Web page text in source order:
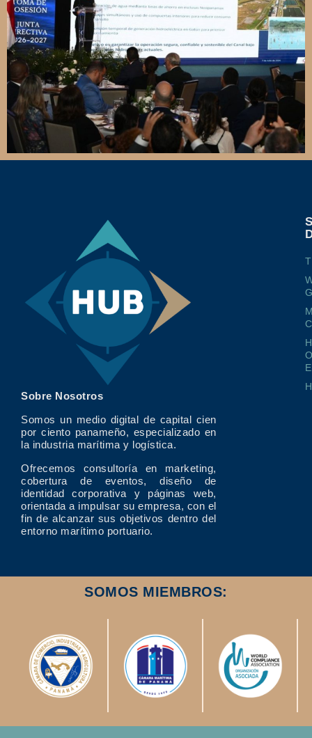
Sobre Nosotros
Somos un medio digital de capital cien
por ciento panameño, especializado en
la industria marítima y logística.
Ofrecemos consultoría en marketing,
cobertura de eventos, diseño de
identidad corporativa y páginas web,
orientada a impulsar su empresa, con el
fin de alcanzar sus objetivos dentro del
entorno marítimo portuario.
SOMOS MIEMBROS: